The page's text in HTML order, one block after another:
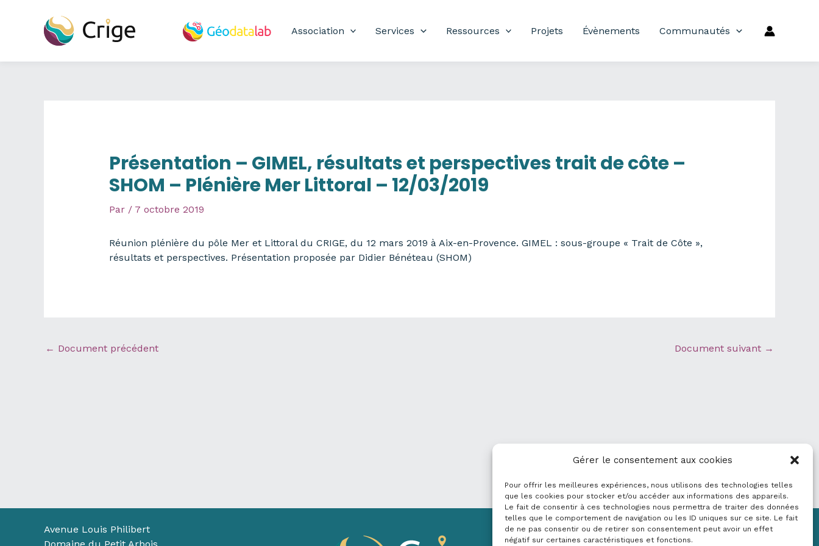
Gérer le consentement aux cookies
Pour offrir les meilleures expériences, nous utilisons des technologies telles
que les cookies pour stocker et/ou accéder aux informations des appareils.
Le fait de consentir à ces technologies nous permettra de traiter des données
telles que le comportement de navigation ou les ID uniques sur ce site. Le fait
de ne pas consentir ou de retirer son consentement peut avoir un effet
négatif sur certaines caractéristiques et fonctions.
Association Services Ressources Projets Évènements Communautés
Présentation – GIMEL, résultats et perspectives trait de côte –
SHOM – Plénière Mer Littoral – 12/03/2019
Par / 7 octobre 2019
Réunion plénière du pôle Mer et Littoral du CRIGE, du 12 mars 2019 à Aix-en-Provence. GIMEL : sous-groupe « Trait de Côte »,
résultats et perspectives. Présentation proposée par Didier Bénéteau (SHOM)
← Document précédent Document suivant →
Avenue Louis Philibert
Mentions légales